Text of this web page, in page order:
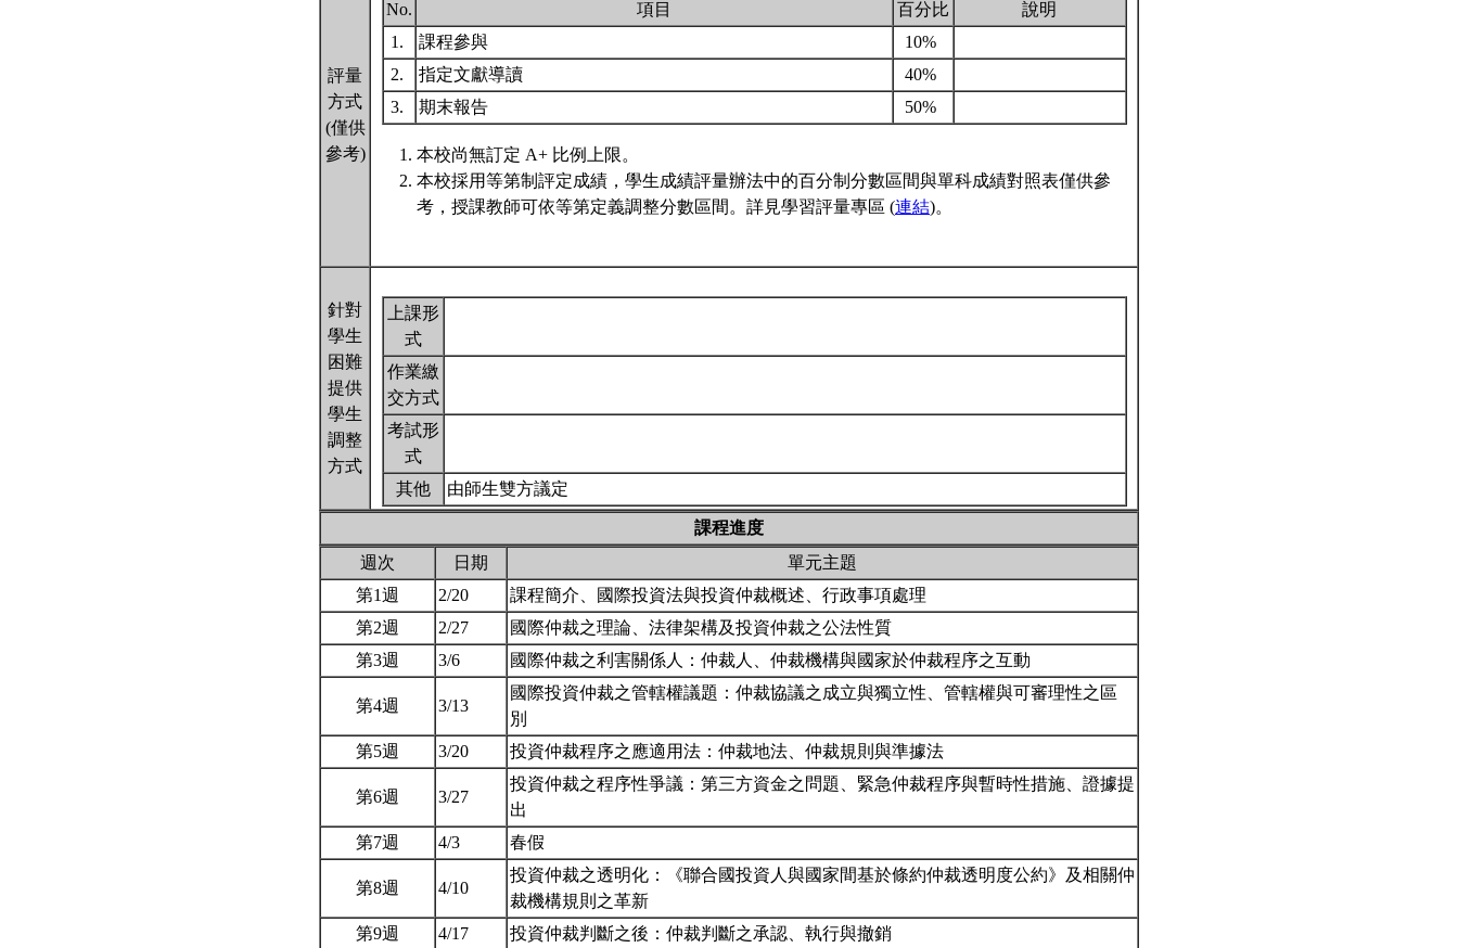
評量
方式
(僅供
參考)
No. 項目 百分比
說明
1.
課程參與
10%
2.
指定文獻導讀
40%
3.
期末報告 50%
本校尚無訂定 A+ 比例上限。
本校採用等第制評定成績，學生成績評量辦法中的百分制分數區間與單科成績對照表僅供參
考，授課教師可依等第定義調整分數區間。詳見學習評量專區 (連結)。
針對
學生
困難
提供
學生
調整
方式
上課形
式
作業繳
交方式
考試形
式
其他
由師生雙方議定
課程進度
週次
日期
單元主題
第1週
2/20
課程簡介、國際投資法與投資仲裁概述、行政事項處理
第2週
2/27
國際仲裁之理論、法律架構及投資仲裁之公法性質
第3週
3/6 國際仲裁之利害關係人：仲裁人、仲裁機構與國家於仲裁程序之互動
第4週 3/13
國際投資仲裁之管轄權議題：仲裁協議之成立與獨立性、管轄權與可審理性之區
別
第5週
3/20 投資仲裁程序之應適用法：仲裁地法、仲裁規則與準據法
第6週 3/27
投資仲裁之程序性爭議：第三方資金之問題、緊急仲裁程序與暫時性措施、證據提
出
第7週
4/3 春假
第8週 4/10
投資仲裁之透明化：《聯合國投資人與國家間基於條約仲裁透明度公約》及相關仲
裁機構規則之革新
第9週
4/17 投資仲裁判斷之後：仲裁判斷之承認、執行與撤銷